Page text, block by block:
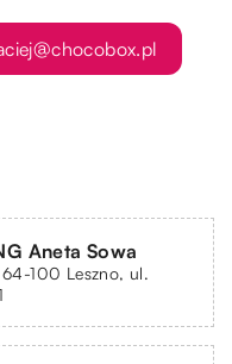
Aneta Sowa
100 Leszno, ul.